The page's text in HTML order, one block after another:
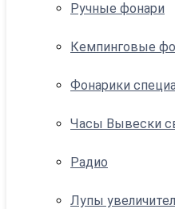
Ручные фонари
Кемпинговые
Фонарики
Часы Вывески
Радио
Лупы